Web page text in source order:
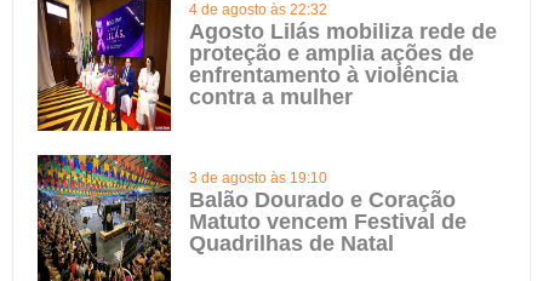
4 de agosto às 22:32
Agosto Lilás mobiliza rede de
proteção e amplia ações de
enfrentamento à violência
contra a mulher
3 de agosto às 19:10
Balão Dourado e Coração
Matuto vencem Festival de
Quadrilhas de Natal